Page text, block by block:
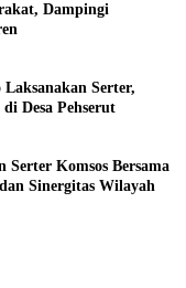
Dampingi
Serter,
Desa Pehserut
Serter Komsos Bersama
Sinergitas Wilayah